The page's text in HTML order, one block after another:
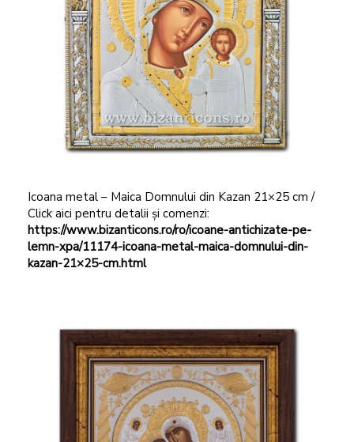
Icoana metal – Maica Domnului din Kazan 21×25 cm /
Click aici pentru detalii și comenzi:
https://www.bizanticons.ro/ro/icoane-antichizate-pe-
lemn-xpa/11174-icoana-metal-maica-domnului-din-
kazan-21×25-cm.html